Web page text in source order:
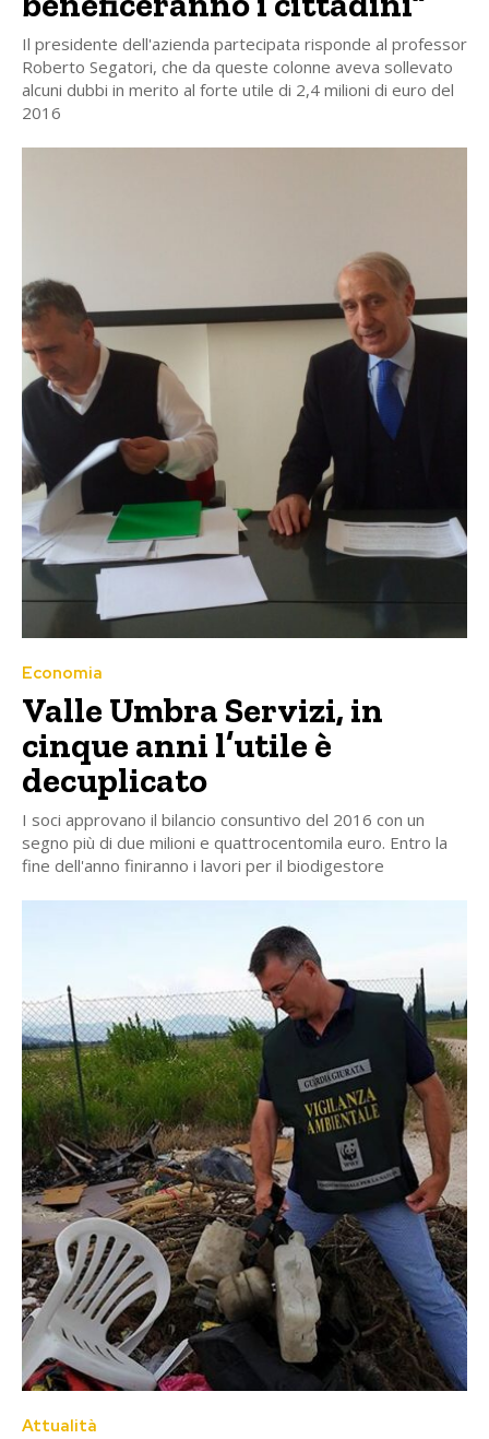
Il presidente dell'azienda partecipata risponde al professor
Roberto Segatori, che da queste colonne aveva sollevato
alcuni dubbi in merito al forte utile di 2,4 milioni di euro del
2016
Economia
Valle Umbra Servizi, in
cinque anni l’utile è
decuplicato
I soci approvano il bilancio consuntivo del 2016 con un
segno più di due milioni e quattrocentomila euro. Entro la
fine dell'anno finiranno i lavori per il biodigestore
Attualità